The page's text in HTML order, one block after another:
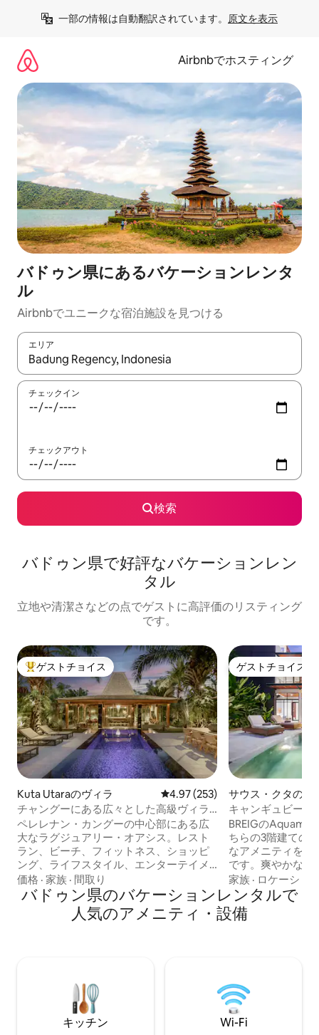
一部の情報は自動翻訳されています。 原文を表示
Airbnbでホスティング
バドゥン県にあるバケーションレンタ
ル
Airbnbでユニークな宿泊施設を見つける
エリア
検索結果が表示されたら、上下の矢印キーを使って移動するか
チェックイン
チェックアウト
検索
バドゥン県で好評なバケーションレン
タル
立地や清潔さなどの点でゲストに高評価のリスティング
です。
大好評のゲストチョイスです。
ゲストチョイス
Kuta Utaraのヴィラ レビュー253件、5つ星中4.97つ
4.97 (253)
チャングーにある広々とした高級ヴィラ
での滞在（ビーチ＆エンターテイメン
ト）
ペレレナン・カングーの中心部にある広
大なラグジュアリー・オアシス。レスト
ラン、ビーチ、フィットネス、ショッピ
ング、ライフスタイル、エンターテイメ
ントシーン。広大な900平方メートルの
ヴィラには素敵なプールがあります。メ
インストリートまで簡単に歩けます。朝
食と清掃は週5日。広々とした独立したリ
やディナーを簡単に手配します！75イン
チのソニーを含む3台のテレビ。ベラワ＆
エコービーチクラブフィンズ、アトラ
ス、ザ・ローンなどへのアクセスが簡単
価格 · 家族 · 間取り
ゲストチョイス
ゲストチョイス
サウス・クタのヴ
キャンギュビーチ
ムの豪華ヴィラ（
BREIGの
ちらの3階建ての
なアメニティを備
です。爽やかなス
としたリビングル
のある屋上から、
すべての願いを満
います！ Cangguの中心部に位置し、
お客様のご滞在が
るよう努めており
家族 · ロケーショ
バドゥン県のバケーションレンタルで
人気のアメニティ・設備
キッチン Wi-Fi